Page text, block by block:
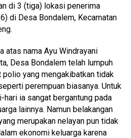
di 3 (tiga) lokasi penerima
di Desa Bondalem, Kecamatan
atas nama Ayu Windrayani
Desa Bondalem telah lumpuh
yang mengakibatkan tidak
perempuan biasanya. Untuk
hari ia sangat bergantung pada
lainnya. Namun belakangan
merupakan nelayan pun tidak
ekonomi keluarga karena